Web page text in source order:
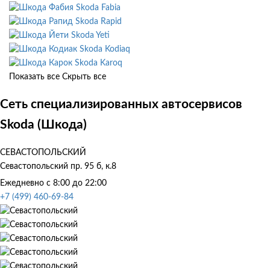
Skoda Fabia
Skoda Rapid
Skoda Yeti
Skoda Kodiaq
Skoda Karoq
Показать все Скрыть все
Сеть специализированных автосервисов
Skoda (Шкода)
СЕВАСТОПОЛЬСКИЙ
Севастопольский пр. 95 б, к.8
Ежедневно с 8:00 до 22:00
+7 (499) 460-69-84